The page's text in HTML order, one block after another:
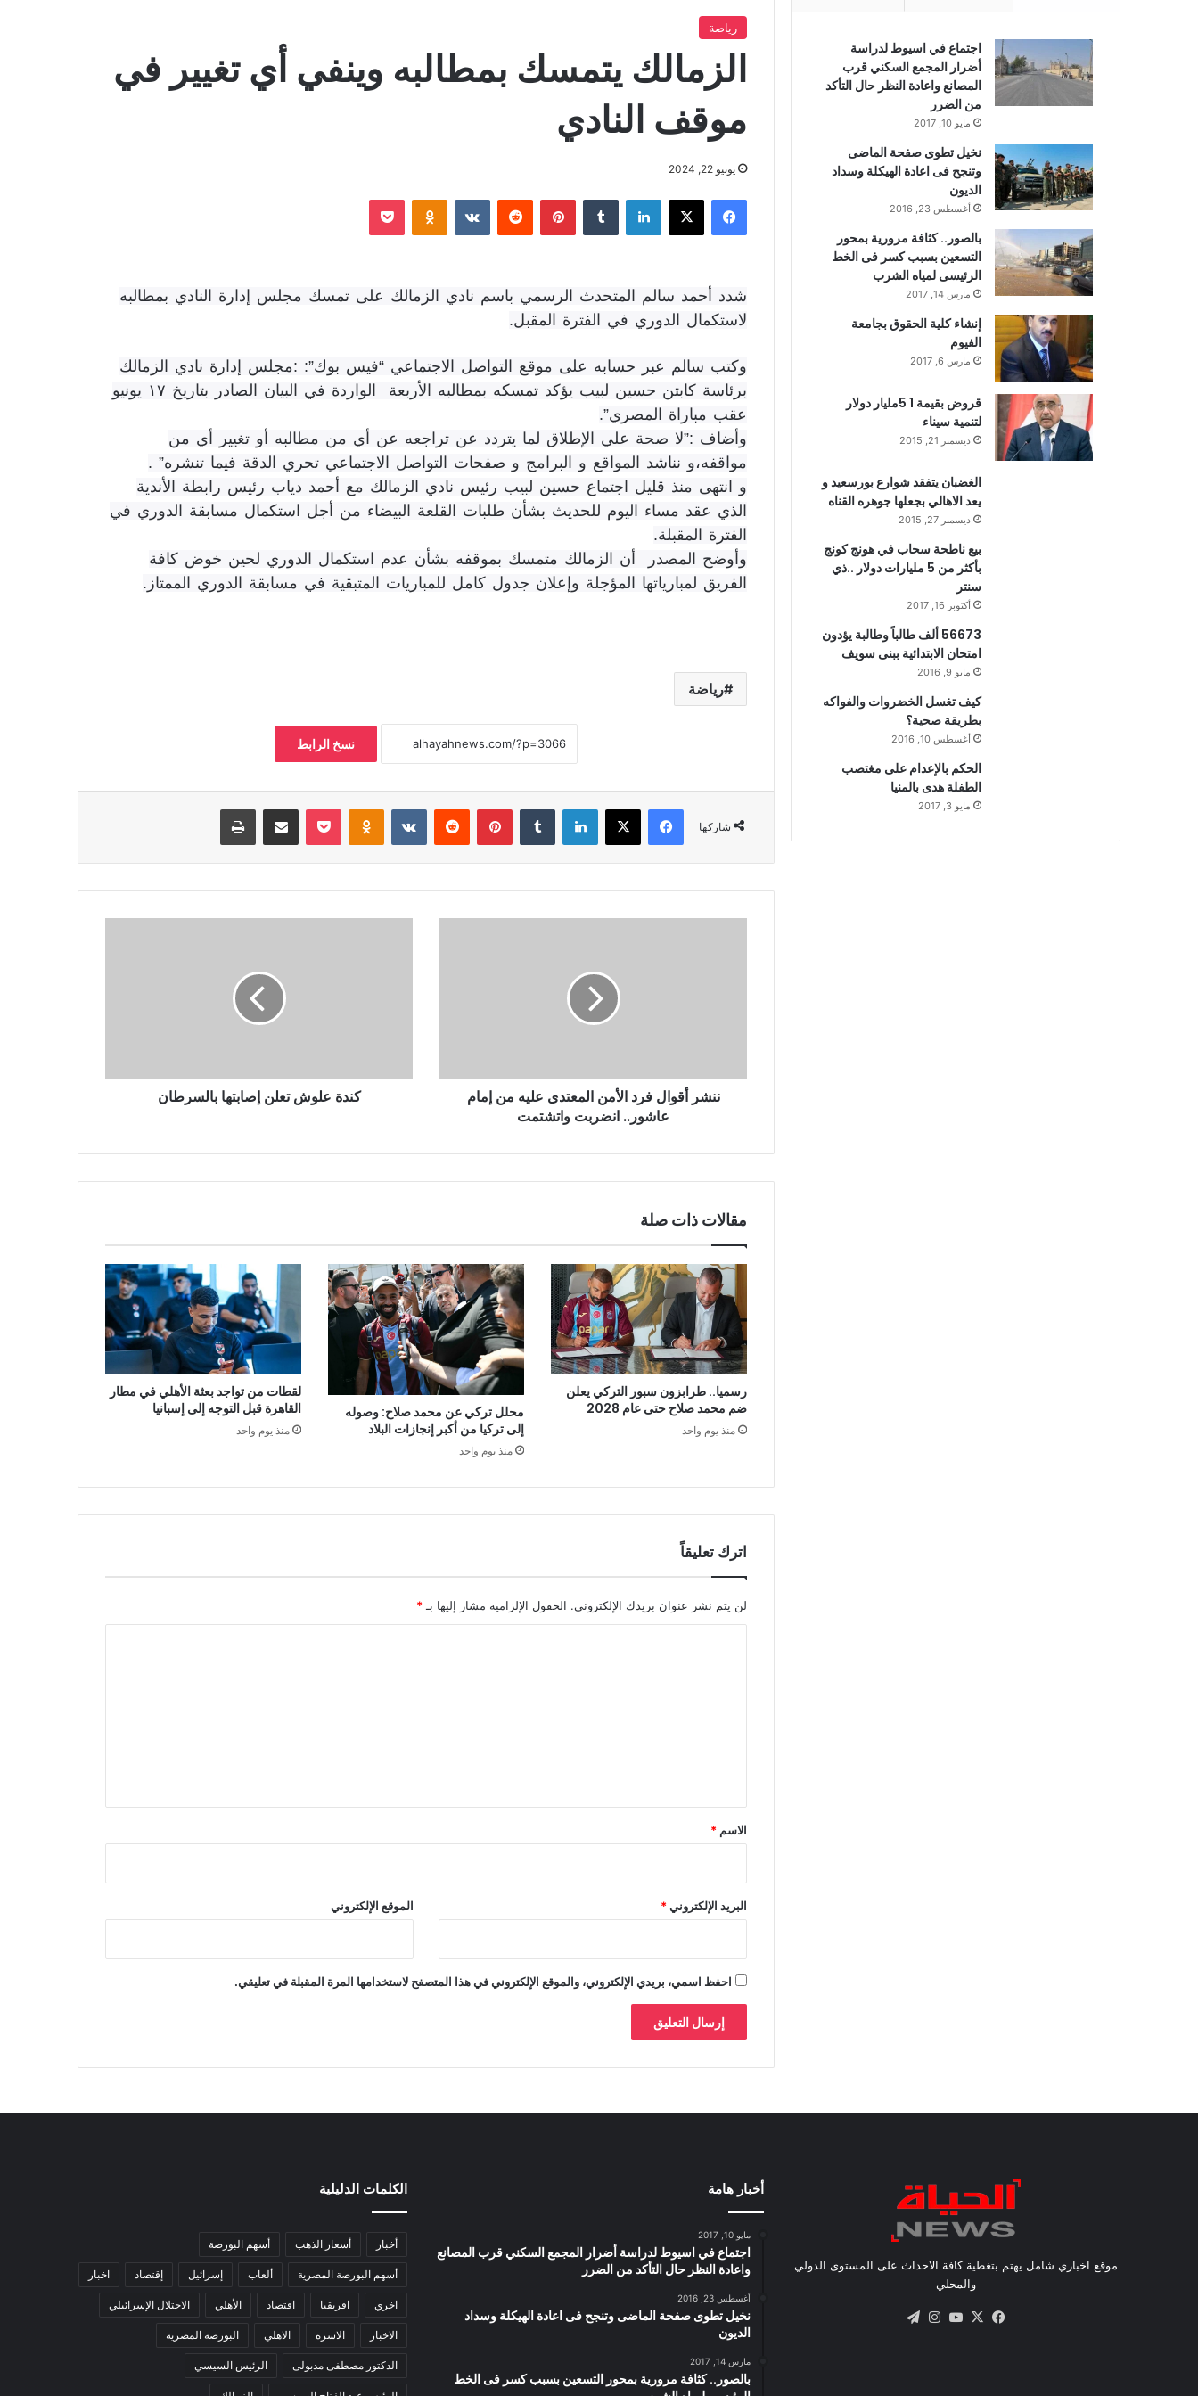
رياضة
الزمالك يتمسك بمطالبه وينفي أي تغيير في
موقف النادي
يونيو 22, 2024
فيسبوك لينكدإن بينتيريست
شدد أحمد سالم المتحدث الرسمي باسم نادي الزمالك على تمسك مجلس إدارة النادي بمطالبه
لاستكمال الدوري في الفترة المقبل.
وكتب سالم عبر حسابه على موقع التواصل الاجتماعي “فيس بوك”: :مجلس إدارة نادي الزمالك
برئاسة كابتن حسين لبيب يؤكد تمسكه بمطالبه الأربعة الواردة في البيان الصادر بتاريخ ١٧ يونيو
عقب مباراة المصري”.
وأضاف :”لا صحة علي الإطلاق لما يتردد عن تراجعه عن أي من مطالبه أو تغيير أي من
مواقفه،و نناشد المواقع و البرامج و صفحات التواصل الاجتماعي تحري الدقة فيما تنشره” .
و انتهى منذ قليل اجتماع حسين لبيب رئيس نادي الزمالك مع أحمد دياب رئيس رابطة الأندية
الذي عقد مساء اليوم للحديث بشأن طلبات القلعة البيضاء من أجل استكمال مسابقة الدوري في
الفترة المقبلة.
وأوضح المصدر أن الزمالك متمسك بموقفه بشأن عدم استكمال الدوري لحين خوض كافة
الفريق لمبارياتها المؤجلة وإعلان جدول كامل للمباريات المتبقية في مسابقة الدوري الممتاز.
رياضة
نسخ الرابط
شاركها
فيسبوك لينكدإن بينتيريست بوكيت
ننشر أقوال فرد الأمن المعتدى عليه من إمام
عاشور.. انضربت واتشتمت
كندة علوش تعلن إصابتها بالسرطان
مقالات ذات صلة
رسميا.. طرابزون سبور التركي يعلن
ضم محمد صلاح حتى عام 2028
منذ يوم واحد
محلل تركي عن محمد صلاح: وصوله
إلى تركيا من أكبر إنجازات البلاد
منذ يوم واحد
لقطات من تواجد بعثة الأهلي في مطار
القاهرة قبل التوجه إلى إسبانيا
منذ يوم واحد
اترك تعليقاً
لن يتم نشر عنوان بريدك الإلكتروني. الحقول الإلزامية مشار إليها بـ *
*
الاسم *
البريد الإلكتروني* الموقع الإلكتروني
احفظ اسمي، بريدي الإلكتروني، والموقع الإلكتروني في هذا المتصفح لاستخدامها المرة المقبلة في تعليقي.
اجتماع في اسيوط لدراسة
أضرار المجمع السكني قرب
المصانع واعادة النظر حال التأكد
من الضرر
مايو 10, 2017
نخيل تطوى صفحة الماضى
وتنجح فى اعادة الهيكلة وسداد
الديون
أغسطس 23, 2016
بالصور.. كثافة مرورية بمحور
التسعين بسبب كسر فى الخط
الرئيسى لمياه الشرب
مارس 14, 2017
إنشاء كلية الحقوق بجامعة
الفيوم
مارس 6, 2017
قروض بقيمة 1 5مليار دولار
لتنمية سيناء
ديسمبر 21, 2015
الغضبان يتفقد شوارع بورسعيد و
يعد الاهالي بجعلها جوهره القناه
ديسمبر 27, 2015
بيع ناطحة سحاب في هونج كونج
بأكثر من 5 مليارات دولار ..ذي
سنتر
أكتوبر 16, 2017
56673 ألف طالباً وطالبة يؤدون
امتحان الابتدائية ببنى سويف
مايو 9, 2016
كيف تغسل الخضروات والفواكه
بطريقة صحية؟
أغسطس 10, 2016
الحكم بالإعدام على مغتصب
الطفلة هدى بالمنيا
مايو 3, 2017
موقع اخباري شامل يهتم بتغطية كافة الاحداث على المستوى الدولي
والمحلي
فيسبوك
X يوتيوبانستقرام
أخبار هامة
مايو 10, 2017
اجتماع في اسيوط لدراسة أضرار المجمع السكني قرب المصانع
واعادة النظر حال التأكد من الضرر
أغسطس 23, 2016
نخيل تطوى صفحة الماضى وتنجح فى اعادة الهيكلة وسداد
الديون
مارس 14, 2017
بالصور.. كثافة مرورية بمحور التسعين بسبب كسر فى الخط
الكلمات الدليلية
أخبار أسعار الذهب أسهم البورصة
أسهم البورصة المصرية ألعاب إسرائيل إقتصاد اخبار
اخري افريقيا اقتصاد الأهلي الاحتلال الإسرائيلي
الاخبار الاسرة الاهلي البورصة المصرية
الدكتور مصطفى مدبولى الرئيس السيسي